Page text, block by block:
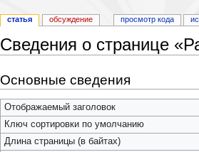
Сведения о странице
Основные сведения
Отображаемый заголовок
Ключ сортировки по умолчанию
Длина страницы (в байтах)
статья обсуждение просмотр кода